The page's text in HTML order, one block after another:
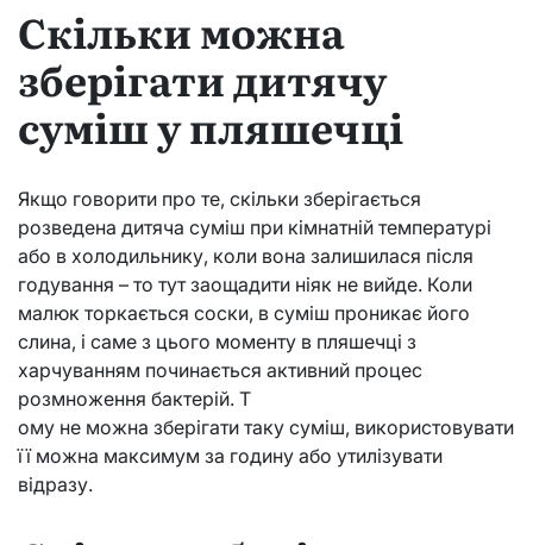
Скільки можна
зберігати дитячу
суміш у пляшечці
Якщо говорити про те, скільки зберігається
розведена дитяча суміш при кімнатній температурі
або в холодильнику, коли вона залишилася після
годування – то тут заощадити ніяк не вийде. Коли
малюк торкається соски, в суміш проникає його
слина, і саме з цього моменту в пляшечці з
харчуванням починається активний процес
розмноження бактерій. Т
ому не можна зберігати таку суміш, використовувати
її можна максимум за годину або утилізувати
відразу.